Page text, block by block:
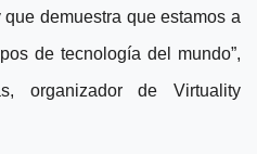
demuestra que estamos a
de tecnología del mundo”,
organizador de Virtuality